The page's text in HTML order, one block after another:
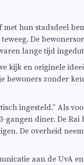
hun stadsdeel
De
lange tijd
kijk en originele
zonder
ingesteld.”
diner. De
De overheid
aan de UvA